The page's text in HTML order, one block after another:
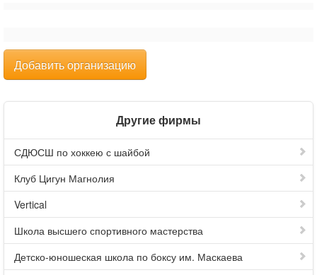
Добавить организацию
Другие фирмы
СДЮСШ по хоккею с шайбой
Клуб Цигун Магнолия
Vertical
Школа высшего спортивного мастерства
Детско-юношеская школа по боксу им. Маскаева